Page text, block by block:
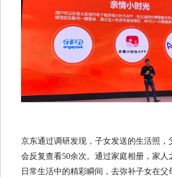
京东通过调研发现，子女发送的生活照，
会反复查看50余次。通过家庭相册，家人
日常生活中的精彩瞬间，去弥补子女在父